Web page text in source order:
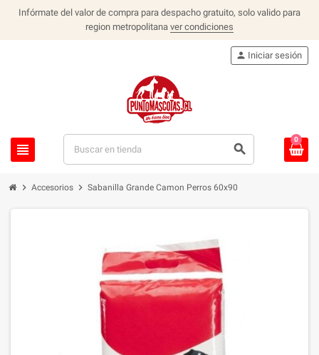
Infórmate del valor de compra para despacho gratuito, solo valido para
region metropolitana ver condiciones
view_headline search
person Iniciar sesión
0
chevron_right Accesorios chevron_right Sabanilla Grande Camon Perros 60x90